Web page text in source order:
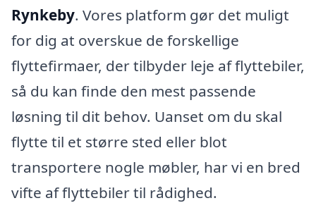
Rynkeby. Vores platform gør det muligt
for dig at overskue de forskellige
flyttefirmaer, der tilbyder leje af flyttebiler,
så du kan finde den mest passende
løsning til dit behov. Uanset om du skal
flytte til et større sted eller blot
transportere nogle møbler, har vi en bred
vifte af flyttebiler til rådighed.